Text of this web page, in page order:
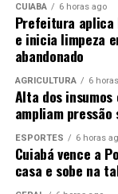
CUIABÁ 6 horas ago
Prefeitura aplica
e inicia limpeza
abandonado
AGRICULTURA 6
Alta dos
ampliam
ESPORTES 6 horas
Cuiabá vence a
casa e sobe na